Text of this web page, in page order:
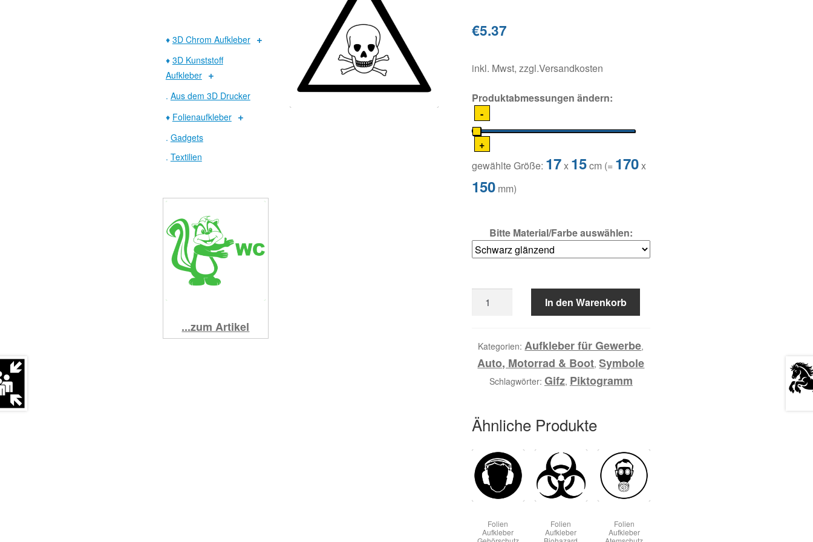
€5.37
inkl. Mwst, zzgl.Versandkosten
Produktabmessungen ändern:
-
+
gewählte Größe: 17x 15cm (= 170x
150mm)
Bitte Material/Farbe auswählen:
Aufkleber
Menge
In den Warenkorb
Kategorien: Aufkleber für Gewerbe,
Auto, Motorrad & Boot,Symbole
Schlagwörter: Gifz, Piktogramm
Ähnliche Produkte
Folien
Aufkleber
Folien
Aufkleber
Folien
Aufkleber
♦ 3D Chrom Aufkleber
♦ 3D Kunststoff
Aufkleber
. Aus dem 3D Drucker
♦ Folienaufkleber
. Gadgets
. Textilien
...zum Artikel